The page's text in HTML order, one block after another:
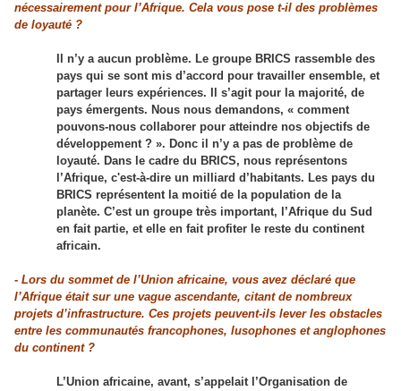
nécessairement pour l’Afrique. Cela vous pose t-il des problèmes
de loyauté ?
Il n’y a aucun problème. Le groupe BRICS rassemble des
pays qui se sont mis d’accord pour travailler ensemble, et
partager leurs expériences. Il s’agit pour la majorité, de
pays émergents. Nous nous demandons, « comment
pouvons-nous collaborer pour atteindre nos objectifs de
développement ? ». Donc il n’y a pas de problème de
loyauté. Dans le cadre du BRICS, nous représentons
l’Afrique, c'est-à-dire un milliard d’habitants. Les pays du
BRICS représentent la moitié de la population de la
planète. C’est un groupe très important, l’Afrique du Sud
en fait partie, et elle en fait profiter le reste du continent
africain.
- Lors du sommet de l’Union africaine, vous avez déclaré que
l’Afrique était sur une vague ascendante, citant de nombreux
projets d’infrastructure. Ces projets peuvent-ils lever les obstacles
entre les communautés francophones, lusophones et anglophones
du continent ?
L’Union africaine, avant, s’appelait l’Organisation de